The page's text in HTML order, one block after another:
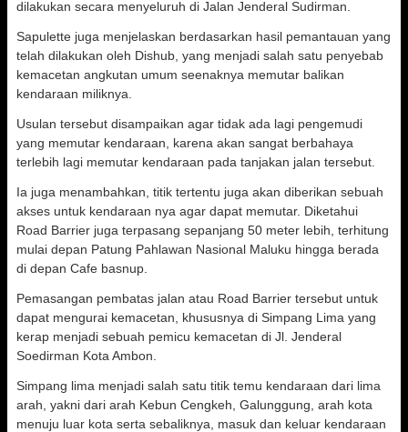
dilakukan secara menyeluruh di Jalan Jenderal Sudirman.
Sapulette juga menjelaskan berdasarkan hasil pemantauan yang
telah dilakukan oleh Dishub, yang menjadi salah satu penyebab
kemacetan angkutan umum seenaknya memutar balikan
kendaraan miliknya.
Usulan tersebut disampaikan agar tidak ada lagi pengemudi
yang memutar kendaraan, karena akan sangat berbahaya
terlebih lagi memutar kendaraan pada tanjakan jalan tersebut.
Ia juga menambahkan, titik tertentu juga akan diberikan sebuah
akses untuk kendaraan nya agar dapat memutar. Diketahui
Road Barrier juga terpasang sepanjang 50 meter lebih, terhitung
mulai depan Patung Pahlawan Nasional Maluku hingga berada
di depan Cafe basnup.
Pemasangan pembatas jalan atau Road Barrier tersebut untuk
dapat mengurai kemacetan, khususnya di Simpang Lima yang
kerap menjadi sebuah pemicu kemacetan di Jl. Jenderal
Soedirman Kota Ambon.
Simpang lima menjadi salah satu titik temu kendaraan dari lima
arah, yakni dari arah Kebun Cengkeh, Galunggung, arah kota
menuju luar kota serta sebaliknya, masuk dan keluar kendaraan